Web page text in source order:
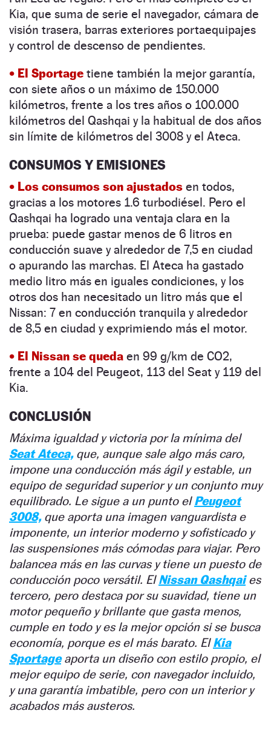
Kia, que suma de serie el navegador, cámara de
visión trasera, barras exteriores portaequipajes
y control de descenso de pendientes.
• El Sportage tiene también la mejor garantía,
con ­siete años o un máximo de 150.000
kilómetros, ­frente a los tres años o 100.000
kilómetros del Qashqai y la ­habitual de dos años
sin límite de kilómetros del 3008 y el Ateca.
CONSUMOS Y EMISIONES
• Los consumos son ajustados en todos,
gracias a los motores 1.6 turbodiésel. Pero el
Qashqai ha logrado una ventaja clara en la
prueba: puede gastar menos de 6 litros en
conducción suave y alrededor de 7,5 en ciudad
o apurando las marchas. El Ateca ha gastado
medio litro más en iguales condiciones, y los
otros dos han necesitado un litro más que el
Nissan: 7 en conducción tranquila y alrededor
de 8,5 en ciudad y exprimiendo más el motor.
• El Nissan se queda en 99 g/km de CO2,
frente a 104 del Peugeot, 113 del Seat y 119 del
Kia.
CONCLUSIÓN
Máxima igualdad y victoria por la mínima del
Seat Ateca,que, aunque sale algo más caro,
impone una conducción más ágil y estable, un
equipo de seguridad superior y un conjunto muy
equilibrado. Le sigue a un punto elPeugeot
3008,que aporta una imagen vanguardista e
imponente, un interior moderno y sofisticado y
las suspensiones más cómodas para viajar. Pero
balancea más en las curvas y tiene un puesto de
conducción poco versátil. ElNissan Qashqaies
tercero, pero destaca por su suavidad, tiene un
motor pequeño y brillante que gasta menos,
cumple en todo y es la mejor opción si se busca
economía, porque es el más barato. ElKia
Sportageaporta un diseño con estilo propio, el
mejor equipo de serie, con navegador incluido,
y una garantía imbatible, pero con un interior y
acabados más austeros.